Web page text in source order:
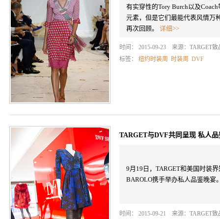
有实穿性的Tory Burch以及
元素，但是它们最能代表风情万
再次回顾。 详细>>
时间： 2015-09-23 来源： TARGET致
标签： 纽约时装周 时装周 DVF
TARGET与DVF共同呈现 私人品
9月19日，TARGET和美国时装
BAROLO携手举办私人品鉴晚宴
时间： 2015-09-21 来源： TARGET致